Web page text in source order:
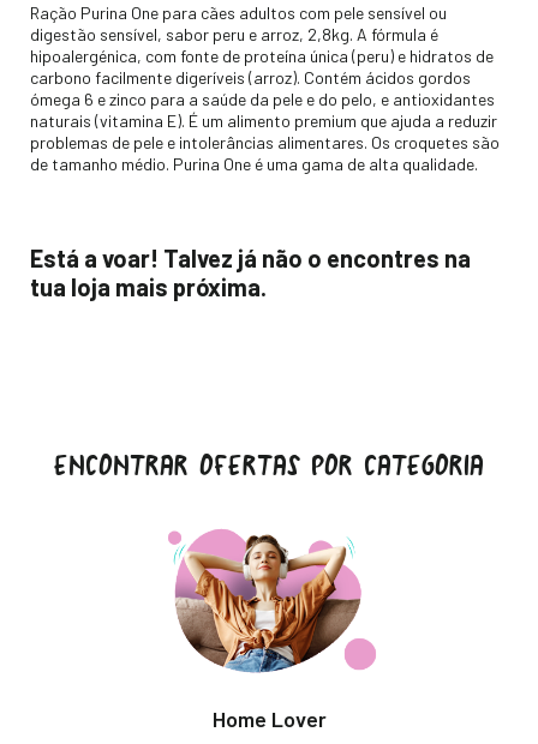
Descripción
Ração Purina One para cães adultos com pele sensível ou
digestão sensível, sabor peru e arroz, 2,8kg. A fórmula é
hipoalergénica, com fonte de proteína única (peru) e hidratos de
carbono facilmente digeríveis (arroz). Contém ácidos gordos
ómega 6 e zinco para a saúde da pele e do pelo, e antioxidantes
naturais (vitamina E). É um alimento premium que ajuda a reduzir
problemas de pele e intolerâncias alimentares. Os croquetes são
de tamanho médio. Purina One é uma gama de alta qualidade.
Está a voar! Talvez já não o encontres na
tua loja mais próxima.
ENCONTRAR OFERTAS POR CATEGORIA
Home Lover